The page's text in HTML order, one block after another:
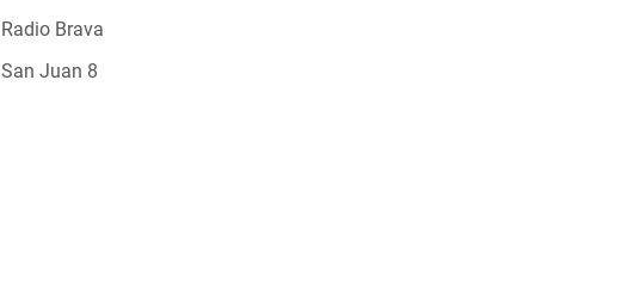
Radio Brava
San Juan 8